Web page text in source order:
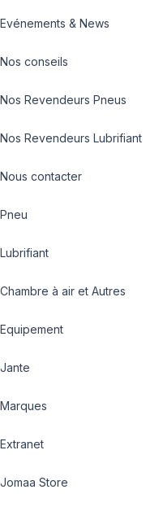
Evénements & News
Nos conseils
Nos Revendeurs Pneus
Nos Revendeurs Lubrifiant
Nous contacter
Pneu
Lubrifiant
Chambre à air et Autres
Equipement
Jante
Marques
Extranet
Jomaa Store